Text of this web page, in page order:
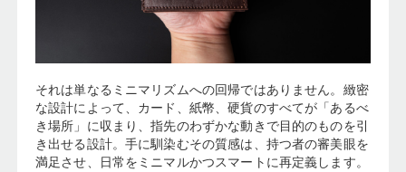
それは単なるミニマリズムへの回帰ではありません。緻密
な設計によって、カード、紙幣、硬貨のすべてが「あるべ
き場所」に収まり、指先のわずかな動きで目的のものを引
き出せる設計。手に馴染むその質感は、持つ者の審美眼を
満足させ、日常をミニマルかつスマートに再定義します。